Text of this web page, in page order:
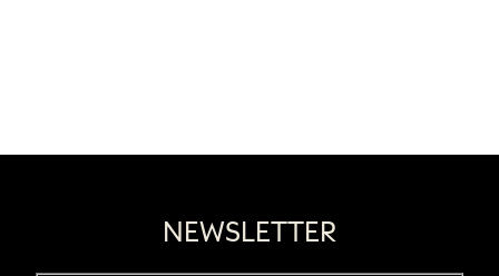
NEWSLETTER